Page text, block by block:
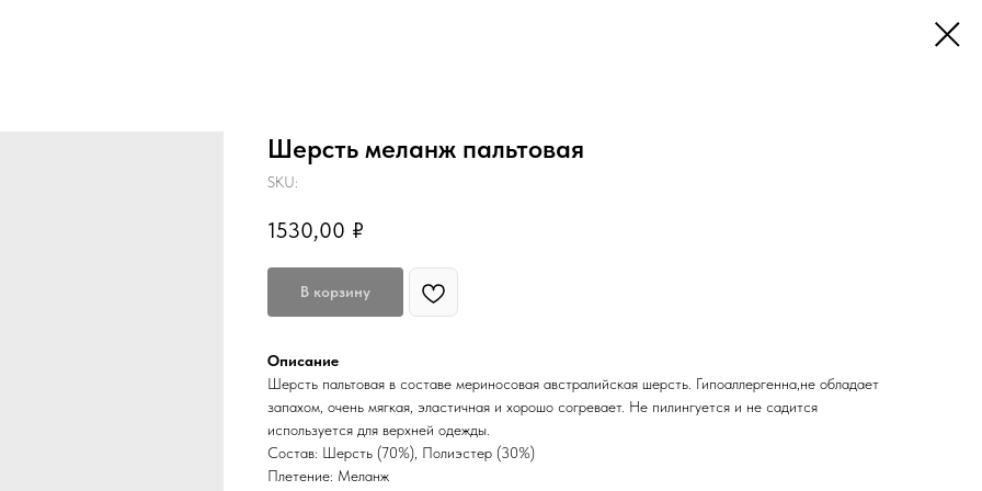
Шерсть меланж пальтовая
SKU:
1530,00 ₽
В корзину
Описание
Шерсть пальтовая в составе мериносовая австралийская шерсть. Гипоаллергенна,не обладает
запахом, очень мягкая, эластичная и хорошо согревает. Не пилингуется и не садится
используется для верхней одежды.
Состав: Шерсть (70%), Полиэстер (30%)
Плетение: Меланж